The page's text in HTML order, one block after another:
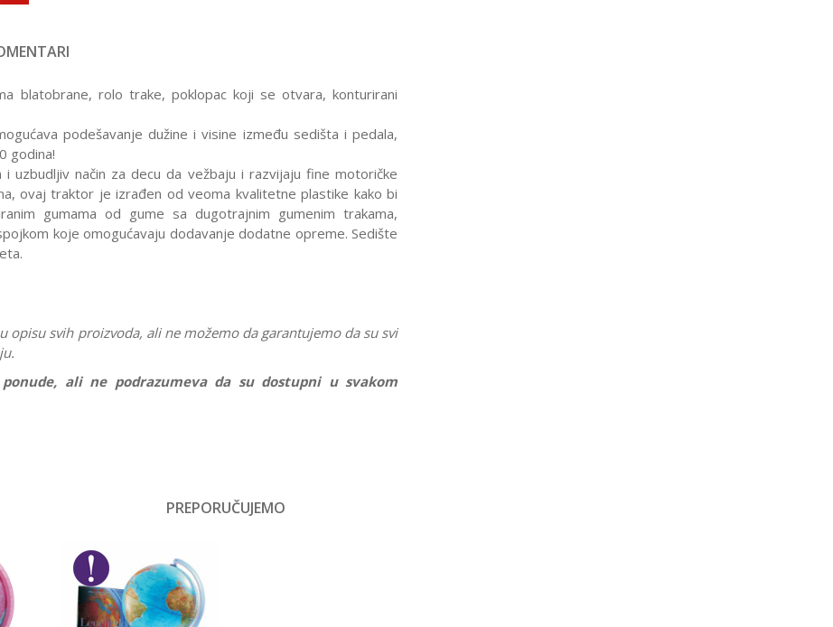
blatobrane, rolo trake, poklopac koji se otvara, konturirani
podešavanje dužine i visine između sedišta i pedala,
godina!
uzbudljiv način za decu da vežbaju i razvijaju fine motoričke
ovaj traktor je izrađen od veoma kvalitetne plastike kako bi
gumama od gume sa dugotrajnim gumenim trakama,
koje omogućavaju dodavanje dodatne opreme. Sedište
opisu svih proizvoda, ali ne možemo da garantujemo da su svi
ali ne podrazumeva da su dostupni u svakom
No name
PREPORUČUJEMO